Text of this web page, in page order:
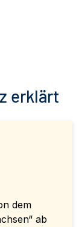
erklärt
dem
ab